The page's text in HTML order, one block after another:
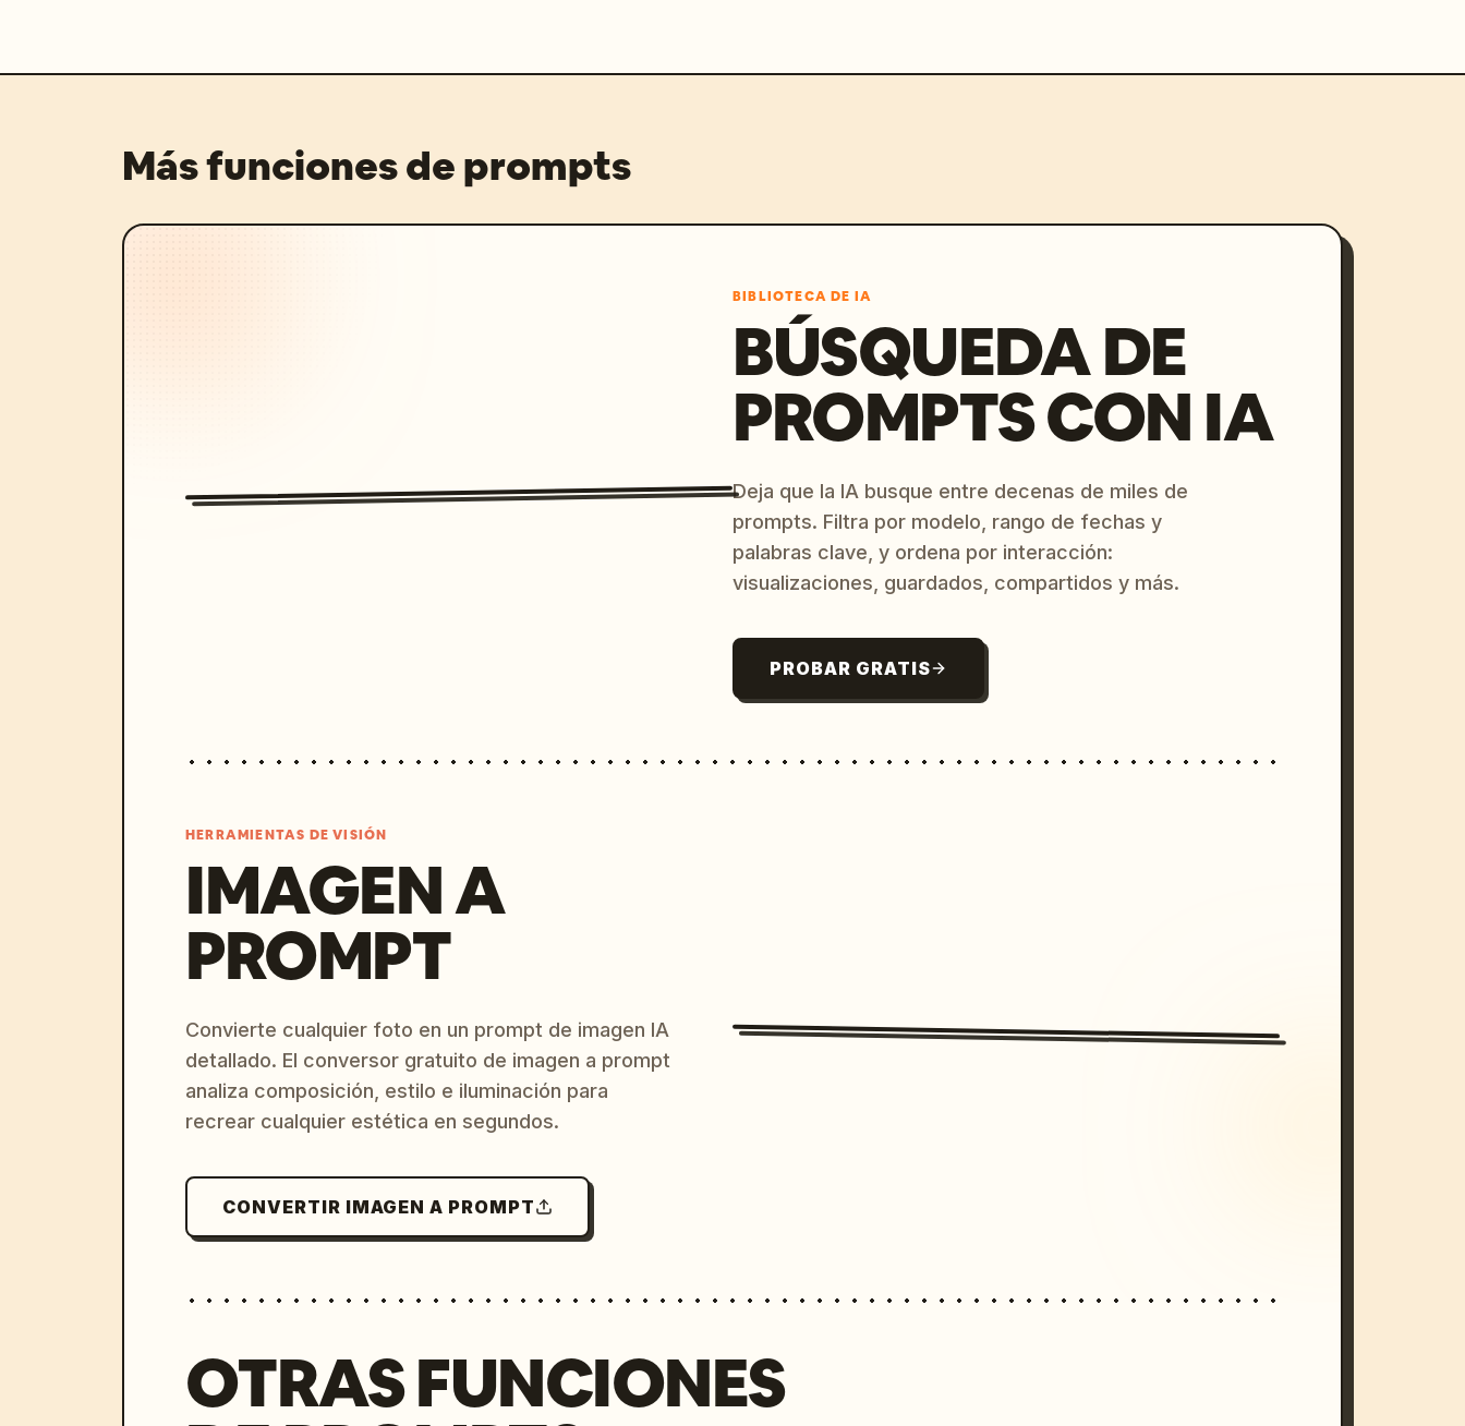
Más funciones de prompts
BIBLIOTECA DE IA
BÚSQUEDA DE
PROMPTS CON IA
Deja que la IA busque entre decenas de miles de
prompts. Filtra por modelo, rango de fechas y
palabras clave, y ordena por interacción:
visualizaciones, guardados, compartidos y más.
PROBAR GRATIS
HERRAMIENTAS DE VISIÓN
IMAGEN A
PROMPT
Convierte cualquier foto en un prompt de imagen IA
detallado. El conversor gratuito de imagen a prompt
analiza composición, estilo e iluminación para
recrear cualquier estética en segundos.
CONVERTIR IMAGEN A PROMPT
OTRAS FUNCIONES